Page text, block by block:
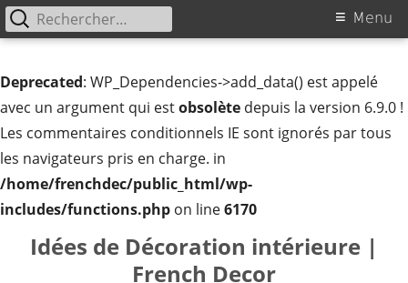
Deprecated: WP_Dependencies->add_data() est appelé
avec un argument qui estobsolète depuis la version 6.9.0 !
Les commentaires conditionnels IE sont ignorés par tous
les navigateurs pris en charge. in
/home/frenchdec/public_html/wp-
includes/functions.php on line6170
Idées de Décoration intérieure |
French Decor
Menu
Menu
Rechercher :